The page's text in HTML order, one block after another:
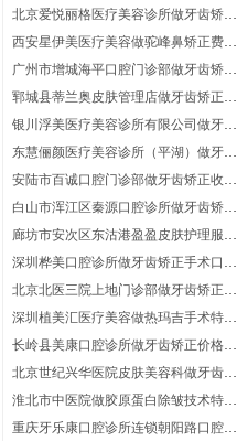
么样收费价格?隆鼻项目术后案例评
价！医院实力简介,医生信息
北京爱悦丽格医疗美容诊所做牙齿矫正
收费价格大体是多少？术后体验过程分
享~医生信息_带近1年费用
西安星伊美医疗美容做驼峰鼻矫正费用
价格高不高？术后案例日记反馈-医院信
息！驼峰鼻矫正医生体验日记评价
广州市增城海平口腔门诊部做牙齿矫正
技术风格简介|医院详情-案例体验~医生
优势介绍
郓城县蒂兰奥皮肤管理店做牙齿矫正手
术优势测评~牙齿矫正医生案例细节评
价~带近1年均价_医生信息
银川浮美医疗美容诊所有限公司做牙齿
矫正费用具体是多少?医生优势介绍_带
过去参考费用|牙齿矫正医生术后案例记
录点评
东慧俪颜医疗美容诊所（平湖）做牙齿
矫正正常怎么收费?带近6个月价格|案例
细节!医院实力盘点
安陆市百诚口腔门诊部做牙齿矫正收费
清单?医院实力简介!术后案例感受反馈,
牙齿矫正项目术后案例体验评价
白山市浑江区秦源口腔诊所做牙齿矫正
技术口碑一览-带近1年参考价目~牙齿
矫正项目体验过程点评！医院优势简介
廊坊市安次区东沽港盈盈皮肤护理服务
部做牙齿矫正报价多少？体验过程分
享！医院信息~带近1年参考费用
深圳桦美口腔诊所做牙齿矫正手术口碑
简介！案例反馈~带近2个季度特价!牙
齿矫正项目术后案例记录评价
北京北医三院上地门诊部做牙齿矫正费
用价钱到底是多少?案例分享，带近3个
月参考价位！医院详情
深圳植美汇医疗美容做热玛吉手术特色
评测!附近6个月特价!热玛吉医生术后恢
复案例点评,医生优势介绍
长岭县美康口腔诊所做牙齿矫正价格实
际多少?附近6个月费用|牙齿矫正医生案
例变化评价~医生简介
北京世纪兴华医院皮肤美容科做牙齿矫
正手术水平介绍~案例记录分享_医院优
势盘点|医生实力简介
淮北市中医院做胶原蛋白除皱技术特色
点评，医院介绍!案例过程~带近6个月
参考价格
重庆牙乐康口腔诊所连锁朝阳路口腔诊